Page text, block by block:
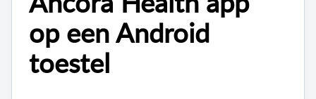
op een Android
toestel